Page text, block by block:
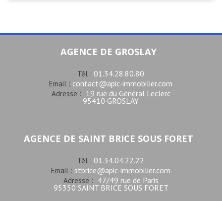
AGENCE DE GROSLAY
Tél : 01.34.28.80.80
Email : contact@apic-immobilier.com
Adresse : 19 rue du Général Leclerc
95410 GROSLAY
AGENCE DE SAINT BRICE SOUS FORET
Tél : 01.34.04.22.22
Email : stbrice@apic-immobilier.com
Adresse : 47/49 rue de Paris
95350 SAINT BRICE SOUS FORET